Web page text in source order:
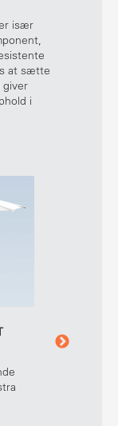
især
at sætte
giver
i